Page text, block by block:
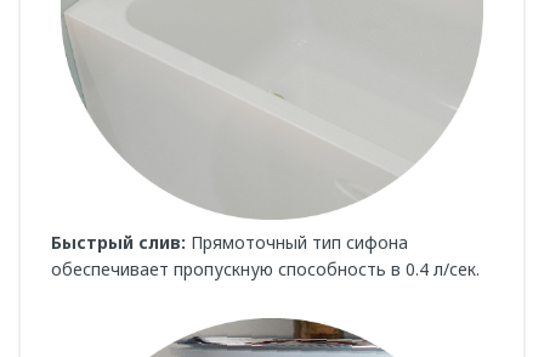
Быстрый слив: Прямоточный тип сифона
обеспечивает пропускную способность в 0.4 л/сек.